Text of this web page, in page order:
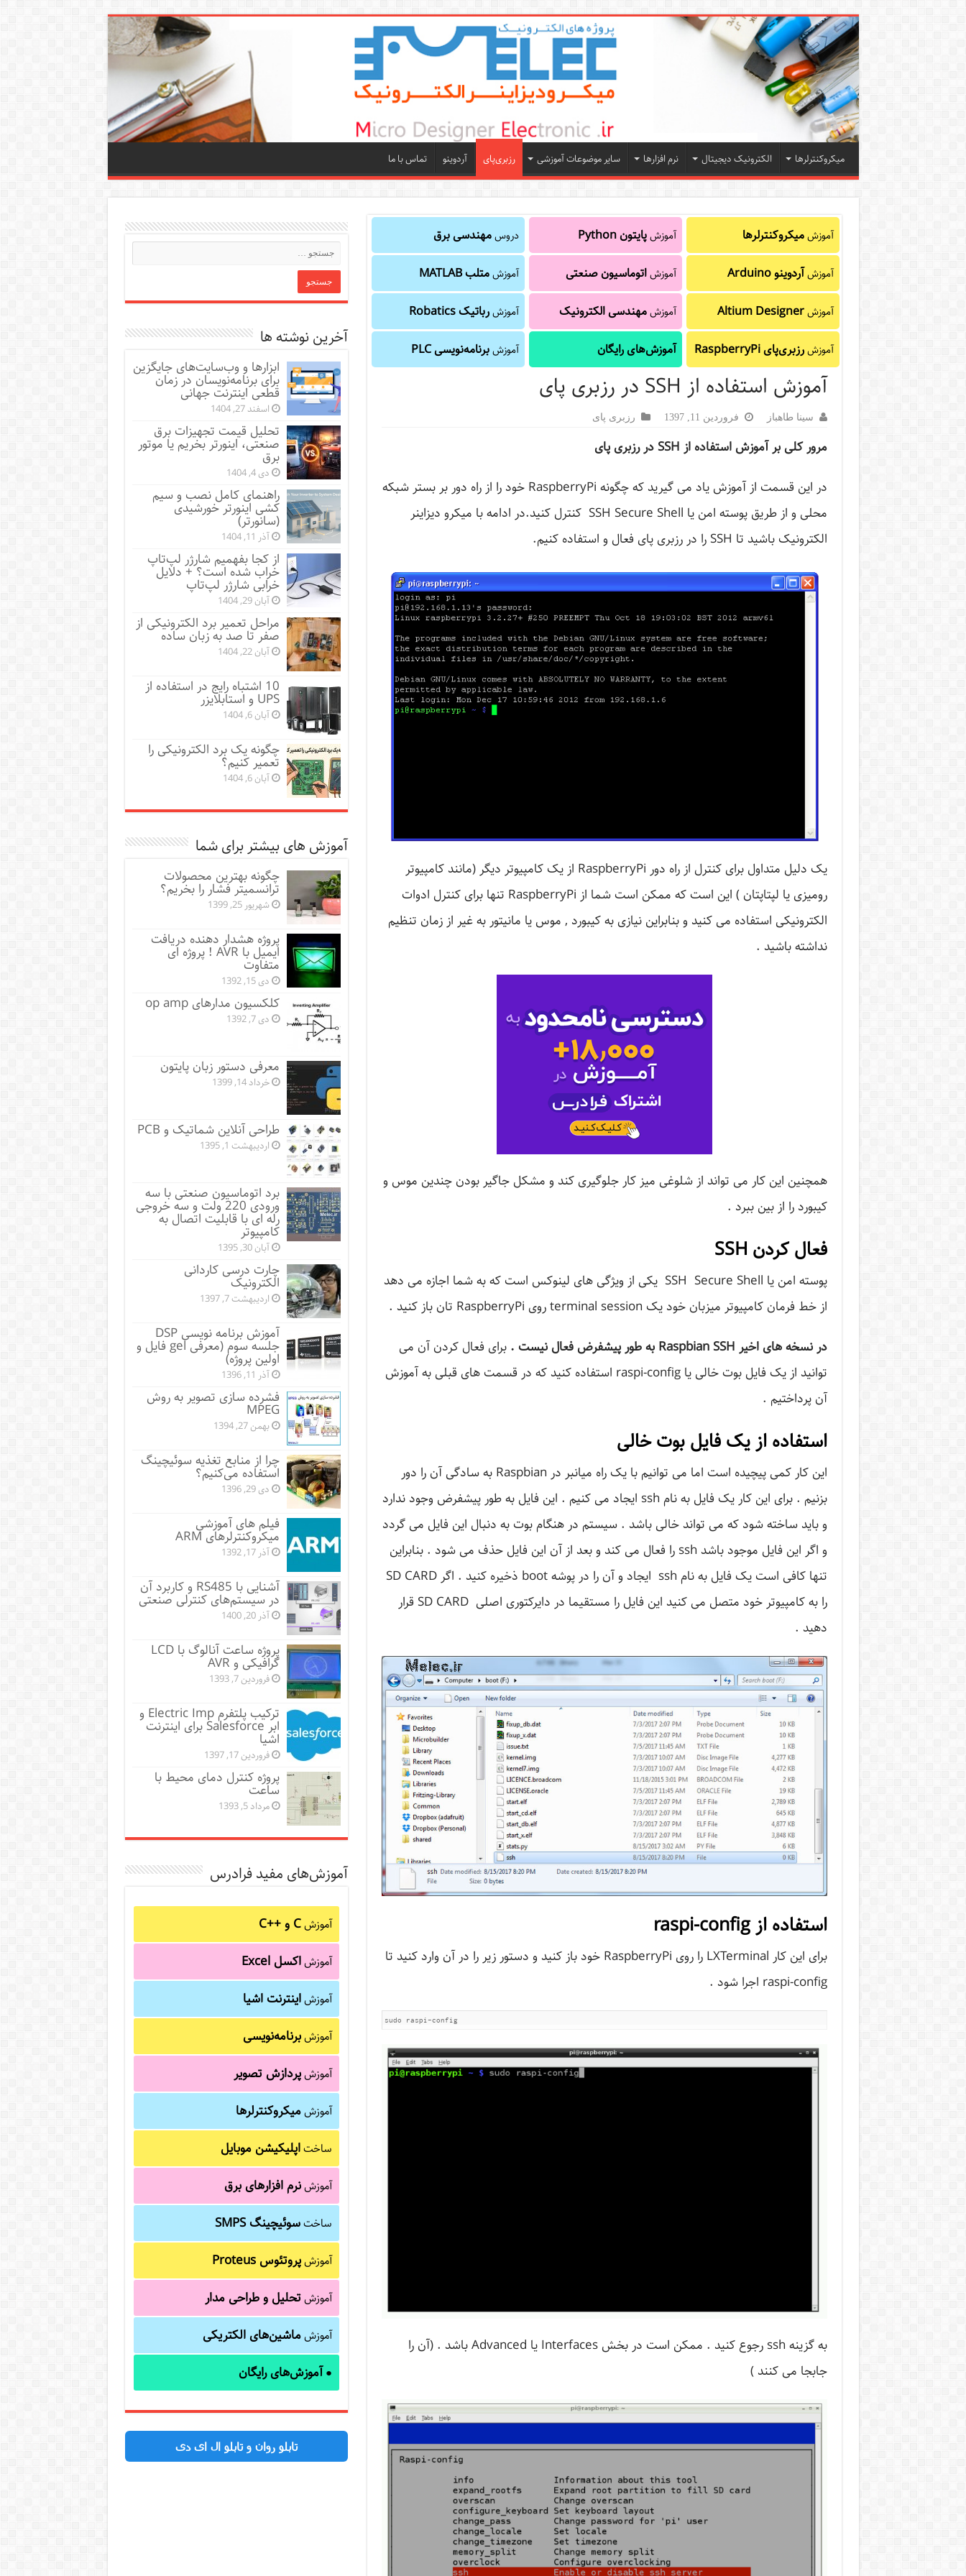
میکروکنترلرها الکترونیک دیجیتال نرم افزارها سایر موضوعات آموزشی رزبری‌پای آردوینو تماس با ما
آموزشمیکروکنترلرها
آموزشآردوینو Arduino
آموزشAltium Designer
آموزشرزبری‌پای RaspberryPi
آموزشپایتون Python
آموزشاتوماسیون صنعتی
آموزشمهندسی الکترونیک
آموزش‌های رایگان
دروسمهندسی برق
آموزشمتلب MATLAB
آموزشرباتیک Robatics
آموزشبرنامه‌نویسی PLC
آموزش استفاده از SSH در رزبری پای
سینا طاهباز فروردین 11, 1397 رزبری پای
مرور کلی بر آموزش استفاده از SSH در رزبری پای
در این قسمت از آموزش یاد می گیرید که چگونه RaspberryPi خود را از راه دور بر بستر شبکه
محلی و از طریق پوسته امن یا SSH Secure Shell کنترل کنید.در ادامه با میکرو دیزاینر
الکترونیک باشید تا SSH را در رزبری پای فعال و استفاده کنیم.
یک دلیل متداول برای کنترل از راه دور RaspberryPi از یک کامپیوتر دیگر (مانند کامپیوتر
رومیزی یا لپتاپتان ) این است که ممکن است شما از RaspberryPi تنها برای کنترل ادوات
الکترونیکی استفاده می کنید و بنابراین نیازی به کیبورد , موس یا مانیتور به غیر از زمان تنظیم
نداشته باشید .
همچنین این کار می تواند از شلوغی میز کار جلوگیری کند و مشکل جاگیر بودن چندین موس و
کیبورد را از بین ببرد .
فعال کردن SSH
پوسته امن یا SSH Secure Shell یکی از ویژگی های لینوکس است که به شما اجازه می دهد
از خط فرمان کامپیوتر میزبان خود یک terminal session روی RaspberryPi تان باز کنید .
در نسخه های اخیر
RaspbianSSH به طور پیشفرض فعال نیست .برای فعال کردن آن می
توانید از یک فایل بوت خالی یا raspi-config استفاده کنید که در قسمت های قبلی به آموزش
آن پرداختیم .
استفاده از یک فایل بوت خالی
این کار کمی پیچیده است اما می توانیم با یک راه میانبر در Raspbian به سادگی آن را دور
بزنیم . برای این کار یک فایل به نام ssh ایجاد می کنیم . این فایل به طور پیشفرض وجود ندارد
و باید ساخته شود که می تواند خالی باشد . سیستم در هنگام بوت به دنبال این فایل می گردد
و اگر این فایل موجود باشد ssh را فعال می کند و بعد از آن این فایل حذف می شود . بنابراین
تنها کافی است یک فایل به نام ssh ایجاد و آن را در پوشه boot ذخیره کنید . اگر SD CARD
را به کامپیوتر خود متصل می کنید این فایل را مستقیما در دایرکتوری اصلی SD CARD قرار
دهید .
استفاده از raspi-config
برای این کار LXTerminal را روی RaspberryPi خود باز کنید و دستور زیر را در آن وارد کنید تا
raspi-config اجرا شود .
sudo raspi-config
به گزینه ssh رجوع کنید . ممکن است در بخش Interfaces یا Advanced باشد . (آن را
جابجا می کنند )
آخرین نوشته ها
ابزارها و وب‌سایت‌های جایگزین
برای برنامه‌نویسان در زمان
قطعی اینترنت جهانی
اسفند 27, 1404
تحلیل قیمت تجهیزات برق
صنعتی، اینورتر بخریم یا موتور
برق
دی 4, 1404
راهنمای کامل نصب و سیم
کشی اینورتر خورشیدی
(سانورتر)
آذر 11, 1404
از کجا بفهمیم شارژر لپ‌تاپ
خراب شده است؟ + دلایل
خرابی شارژر لپ‌تاپ
آبان 29, 1404
مراحل تعمیر برد الکترونیکی از
صفر تا صد به زبان ساده
آبان 22, 1404
10 اشتباه رایج در استفاده از
UPS و استابلایزر
آبان 6, 1404
چگونه یک برد الکترونیکی را
تعمیر کنیم؟
آبان 6, 1404
آموزش های بیشتر برای شما
چگونه بهترین محصولات
ترانسمیتر فشار را بخریم؟
شهریور 25, 1399
پروژه هشدار دهنده دریافت
ایمیل با AVR ! پروژه ای
متفاوت
دی 15, 1392
کلکسیون مدارهای op amp
دی 7, 1392
معرفی دستور زبان پایتون
خرداد 14, 1399
طراحی آنلاین شماتیک و PCB
اردیبهشت 1, 1395
برد اتوماسیون صنعتی با سه
ورودی 220 ولت و سه خروجی
رله ای با قابلیت اتصال به
کامپیوتر
آبان 30, 1395
چارت درسی کاردانی
الکترونیک
اردیبهشت 7, 1397
آموزش برنامه نویسی DSP
جلسه سوم (معرفی gel فایل و
اولین پروژه)
آذر 11, 1396
فشرده سازی تصوير به روش
MPEG
بهمن 27, 1394
چرا از منابع تغذیه سوئیچینگ
استفاده می‌کنیم؟
دی 29, 1396
فیلم های آموزشی
میکروکنترلرهای ARM
آذر 17, 1392
آشنایی با RS485 و کاربرد آن
در سیستم‌‌های کنترلی صنعتی
آذر 20, 1400
پروژه ساعت آنالوگ با LCD
گرافیکی و AVR
فروردین 7, 1393
ترکیب پلتفرم Electric Imp و
ابر Salesforce برای اینترنت
اشیا
فروردین 17, 1397
پروژه کنترل دمای محیط با
ساعت
مرداد 5, 1393
آموزش‌های مفید فرادرس
آموزشC و C++‎
آموزشاکسل Excel
آموزشاینترنت اشیا
آموزشبرنامه‌نویسی
آموزشپردازش تصویر
آموزشمیکروکنترلرها
ساختاپلیکیشن موبایل
آموزشنرم افزارهای برق
ساختسوئیچینگ SMPS
آموزشپروتئوس Proteus
آموزشتحلیل و طراحی مدار
آموزشماشین‌های الکتریکی
●آموزش‌های رایگان
تابلو روان و تابلو ال ای دی